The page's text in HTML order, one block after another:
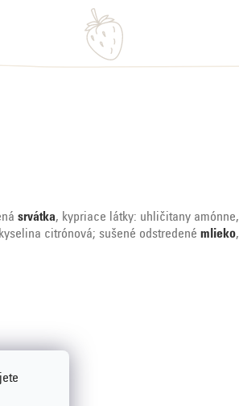
srvátka, kypriace látky: uhličitany amónne,
citrónová; sušené odstredené mlieko,